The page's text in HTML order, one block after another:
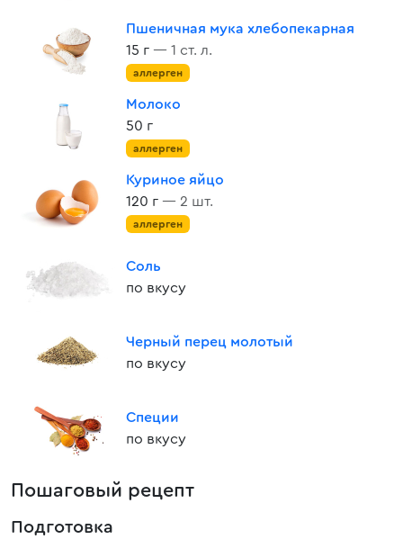
Пшеничная мука хлебопекарная
15 г — 1 ст. л.
аллерген
Молоко
50 г
аллерген
Куриное яйцо
120 г — 2 шт.
аллерген
Соль
по вкусу
Черный перец молотый
по вкусу
Специи
по вкусу
Пошаговый рецепт
Подготовка